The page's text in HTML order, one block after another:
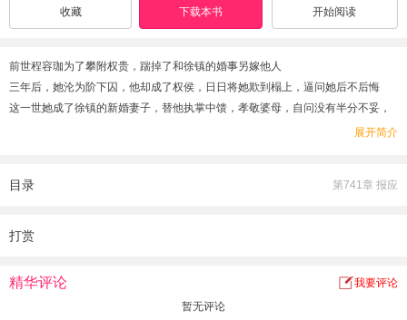
收藏 下载本书 开始阅读
前世程容珈为了攀附权贵，踹掉了和徐镇的婚事另嫁他人
三年后，她沦为阶下囚，他却成了权侯，日日将她欺到榻上，逼问她后不后悔
这一世她成了徐镇的新婚妻子，替他执掌中馈，孝敬婆母，自问没有半分不妥，
爹庶妹，收拾极品亲戚，从此只为自己而活
被一脚踹开的徐镇：？？？
展开简介
目录 第741章 报应
打赏
精华评论
我要评论
暂无评论